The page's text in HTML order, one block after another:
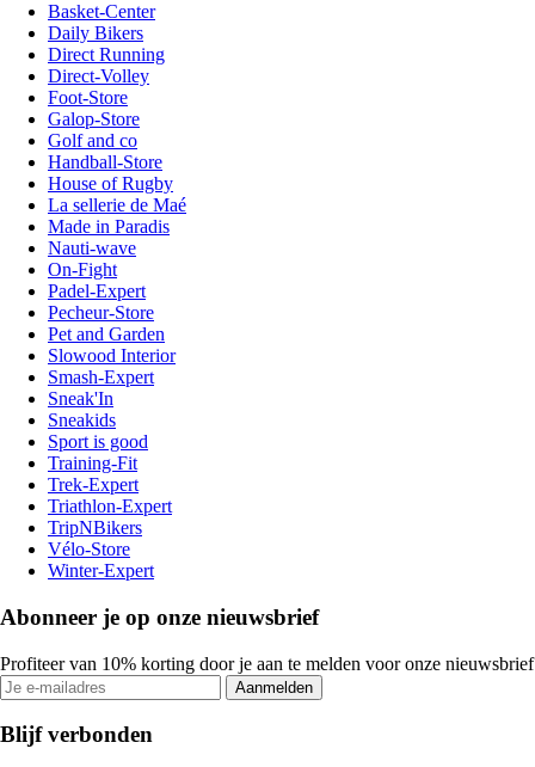
Basket-Center
Daily Bikers
Direct Running
Direct-Volley
Foot-Store
Galop-Store
Golf and co
Handball-Store
House of Rugby
La sellerie de Maé
Made in Paradis
Nauti-wave
On-Fight
Padel-Expert
Pecheur-Store
Pet and Garden
Slowood Interior
Smash-Expert
Sneak'In
Sneakids
Sport is good
Training-Fit
Trek-Expert
Triathlon-Expert
TripNBikers
Vélo-Store
Winter-Expert
Abonneer je op onze nieuwsbrief
Profiteer van 10% korting door je aan te melden voor onze nieuwsbrief
Aanmelden
Blijf verbonden